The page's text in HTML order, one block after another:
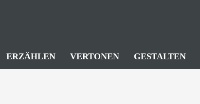
ERZÄHLEN VERTONEN GESTALTEN